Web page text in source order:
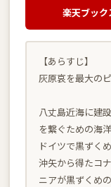
楽天ブック
【あらすじ】
灰原哀を最大の
八丈島近海に建
を繋ぐための海
ドイツで黒ずく
沖矢から得たコ
ニアが黒ずくめ